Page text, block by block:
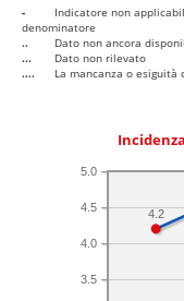
-
Indicatore non
denominatore
..
Dato non ancora
...
Dato non rilevato
....
La mancanza o
3.5
4.0
4.5
5.0
4.2